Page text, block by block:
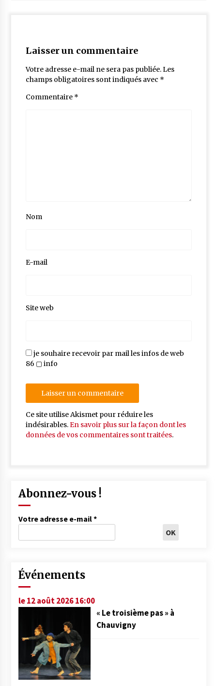
Laisser un commentaire
Votre adresse e-mail ne sera pas publiée.Les
champs obligatoires sont indiqués avec *
Commentaire *
Nom
E-mail
Site web
je souhaire recevoir par mail les infos de web
86 ▢ info
Ce site utilise Akismet pour réduire les
indésirables.En savoir plus sur la façon dont les
données de vos commentaires sont traitées.
Abonnez-vous !
Votre adresse e-mail*
Événements
le 12 août 2026 16:00
« Le troisième pas » à
Chauvigny